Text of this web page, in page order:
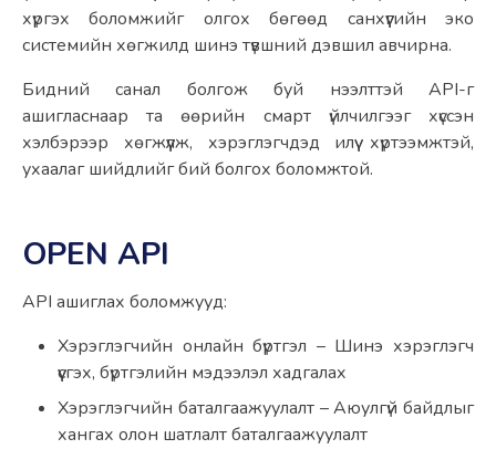
хүргэх боломжийг олгох бөгөөд санхүүгийн эко
системийн хөгжилд шинэ түвшний дэвшил авчирна.
Бидний санал болгож буй нээлттэй API-г
ашигласнаар та өөрийн смарт үйлчилгээг хүссэн
хэлбэрээр хөгжүүлж, хэрэглэгчдэд илүү хүртээмжтэй,
ухаалаг шийдлийг бий болгох боломжтой.
OPEN API
API ашиглах боломжууд:
Хэрэглэгчийн онлайн бүртгэл – Шинэ хэрэглэгч
үүсгэх, бүртгэлийн мэдээлэл хадгалах
Хэрэглэгчийн баталгаажуулалт – Аюулгүй байдлыг
хангах олон шатлалт баталгаажуулалт